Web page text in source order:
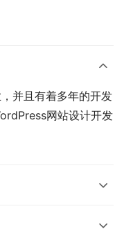
并且有着多年的开发
网站设计开发